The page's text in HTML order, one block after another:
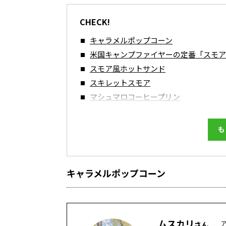
CHECK!
キャラメルポップコーン
米国キャンプファイヤーの定番「スモア
スモア風ホットサンド
スキレットスモア
マシュマロコーヒープリン
キャラメルポップコーン